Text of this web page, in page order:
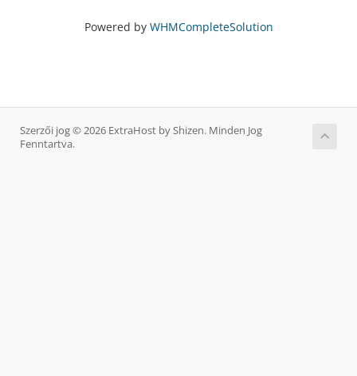
Powered by WHMCompleteSolution
Szerzői jog © 2026 ExtraHost by Shizen. Minden Jog
Fenntartva.